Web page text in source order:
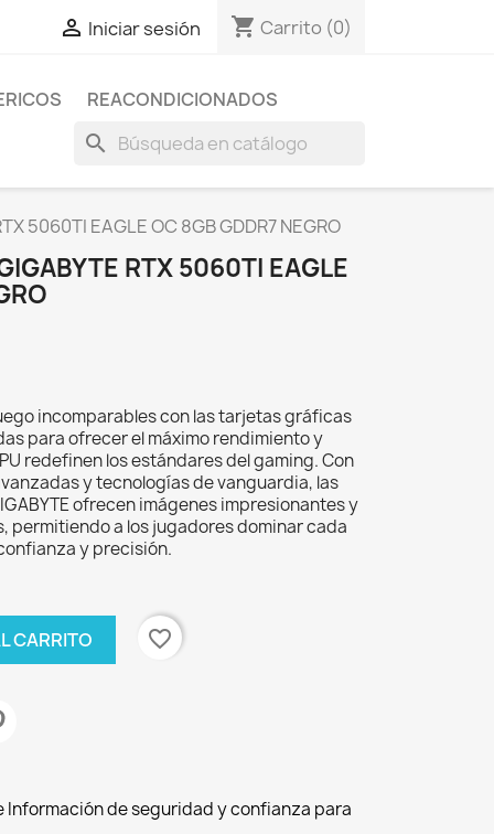
 Iniciar sesión shopping_cart Carrito (0)
REACONDICIONADOS
search
5060TI EAGLE OC 8GB GDDR7 NEGRO
RTX 5060TI EAGLE
incomparables con las tarjetas gráficas
para ofrecer el máximo rendimiento y
redefinen los estándares del gaming. Con
y tecnologías de vanguardia, las
ofrecen imágenes impresionantes y
permitiendo a los jugadores dominar cada
y precisión.
CARRITO favorite_border
Información de seguridad y confianza para